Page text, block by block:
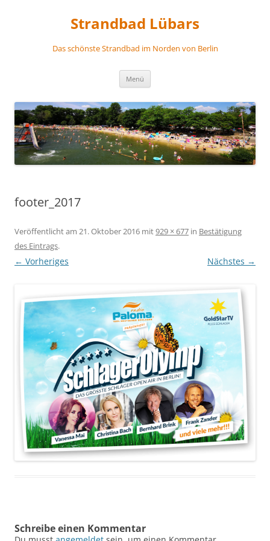
Strandbad Lübars
Das schönste Strandbad im Norden von Berlin
Menü
footer_2017
Veröffentlicht am 21. Oktober 2016 mit929 × 677 in Bestätigung
des Eintrags.
← Vorheriges Nächstes →
Schreibe einen Kommentar